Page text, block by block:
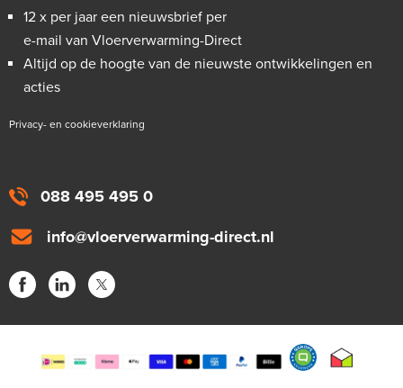
088 495 495 0
info@vloerverwarming-direct.nl
12 x per jaar een nieuwsbrief per
e-mail van Vloerverwarming-Direct
Altijd op de hoogte van de nieuwste ontwikkelingen en
acties
Privacy- en cookieverklaring